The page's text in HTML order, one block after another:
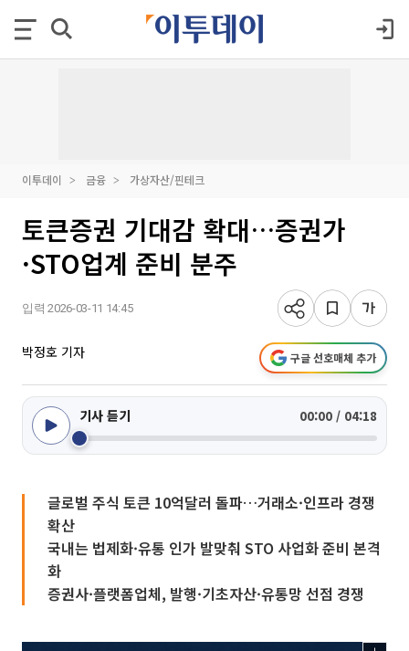
이투데이 금융 가상자산/핀테크
토큰증권 기대감 확대…증권가
·STO업계 준비 분주
입력 2026-03-11 14:45
박정호 기자 구글 선호매체 추가
기사 듣기 00:00 / 04:18
글로벌 주식 토큰 10억달러 돌파…거래소·인프라 경쟁
확산
국내는 법제화·유통 인가 발맞춰 STO 사업화 준비 본격
화
증권사·플랫폼업체, 발행·기초자산·유통망 선점 경쟁